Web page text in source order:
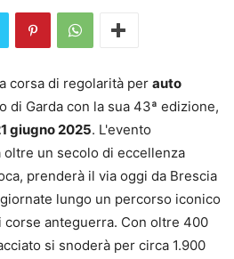
corsa di regolarità per auto
di Garda con la sua 43ª edizione,
giugno 2025. L'evento
un secolo di eccellenza
prenderà il via oggi da Brescia
lungo un percorso iconico
anteguerra. Con oltre 400
si snoderà per circa 1.900